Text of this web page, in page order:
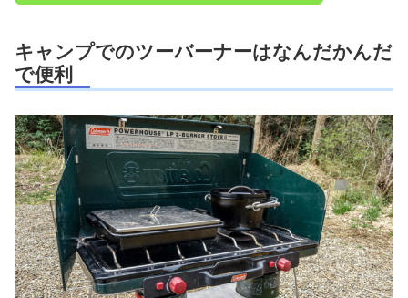
キャンプでのツーバーナーはなんだかんだ
で便利